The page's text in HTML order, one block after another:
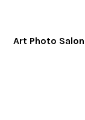
Art Photo Salon